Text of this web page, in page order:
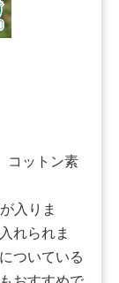
コットン素
入りま
れられま
ついている